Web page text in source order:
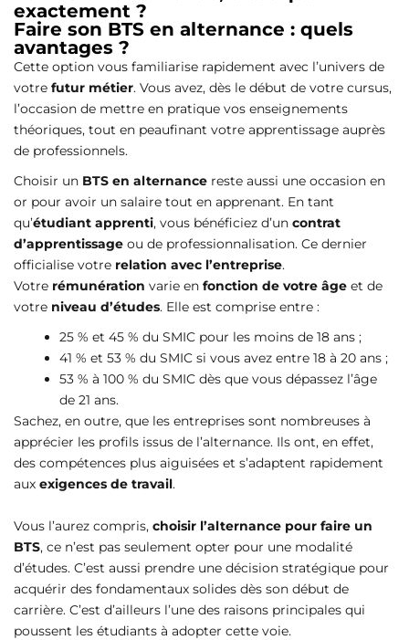
exactement ?
Faire son BTS en alternance : quels
avantages ?
Cette option vous familiarise rapidement avec l’univers de
votre futur métier. Vous avez, dès le début de votre cursus,
l’occasion de mettre en pratique vos enseignements
théoriques, tout en peaufinant votre apprentissage auprès
de professionnels.
Choisir un BTS en alternance reste aussi une occasion en
or pour avoir un salaire tout en apprenant. En tant
qu’étudiant apprenti, vous bénéficiez d’un contrat
d’apprentissage ou de professionnalisation. Ce dernier
officialise votre relation avec l’entreprise.
Votre rémunération varie en fonction de votre âge et de
votre niveau d’études. Elle est comprise entre :
25 % et 45 % du SMIC pour les moins de 18 ans ;
41 % et 53 % du SMIC si vous avez entre 18 à 20 ans ;
53 % à 100 % du SMIC dès que vous dépassez l’âge
de 21 ans.
Sachez, en outre, que les entreprises sont nombreuses à
apprécier les profils issus de l’alternance. Ils ont, en effet,
des compétences plus aiguisées et s’adaptent rapidement
aux exigences de travail.
Vous l’aurez compris, choisir l’alternance pour faire un
BTS, ce n’est pas seulement opter pour une modalité
d’études. C’est aussi prendre une décision stratégique pour
acquérir des fondamentaux solides dès son début de
carrière. C’est d’ailleurs l’une des raisons principales qui
poussent les étudiants à adopter cette voie.